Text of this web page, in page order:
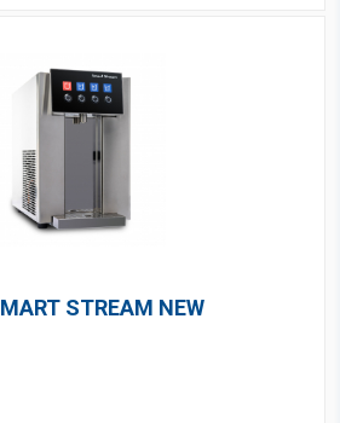
STREAM NEW